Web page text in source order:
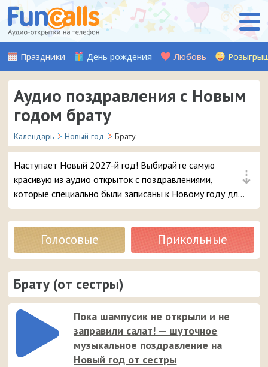
Праздники День рождения Любовь
Аудио поздравления с Новым
годом брату
Календарь Новый год Брату
⇣
Наступает Новый 2027-й год! Выбирайте самую
красивую из аудио открыток с поздравлениями,
которые специально были записаны к Новому году для
вашего брата, и отправляйте её прямо с сайта на
мобильный телефон родному вам человеку.
Голосовые Прикольные
Брату (от сестры)
Пока шампусик не открыли и не
заправили салат! — шуточное
музыкальное поздравление на
Новый год от сестры